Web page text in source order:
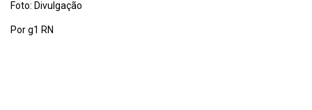
Foto: Divulgação
Por g1 RN